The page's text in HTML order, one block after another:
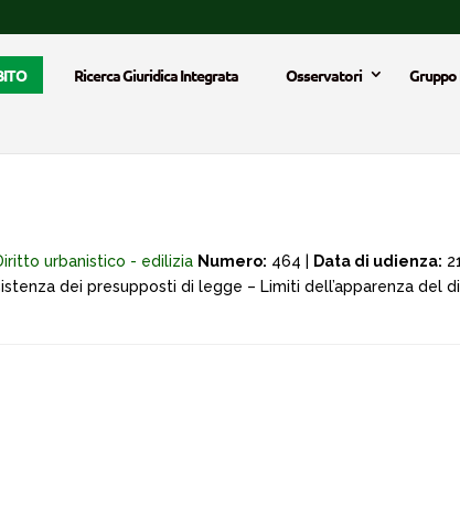
Ricerca Giuridica Integrata Osservatori
urbanistico - edilizia Numero: 464 | Data di udienza:
dei presupposti di legge – Limiti dell’apparenza del